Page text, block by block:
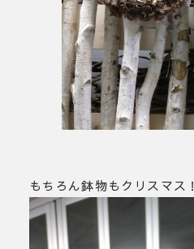
もちろん鉢物もクリスマス！